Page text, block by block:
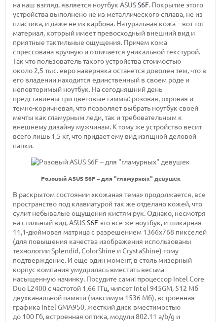
на наш взгляд, является ноутбук ASUSS6F. Покрытие этого
устройства выполнено не из металлического сплава, не из
пластика, и даже не из карбона. Натуральная кожа – вот тот
материал, который имеет превосходный внешний вид и
приятные тактильные ощущения. Причем кожа
спрессована вручную и отличается уникальной текстурой.
Так что пользователь такого устройства стоимостью
около 2,5 тыс.евро наверняка останется доволен тем, что в
его владении находится единственный в своем роде и
неповторимый ноутбук. На сегодняшний день
представлены три цветовые гаммы: розовая, охровая и
темно-коричневая,что позволяет выбрать ноутбук своей
мечты как гламурным леди, так и требовательным к
внешнему дизайну мужчинам. К тому же устройство весит
всего лишь 1,5 кг,что придает ему вид изящной деловой
папки.
Розовый ASUS S6F – для "гламурных" девушек
В раскрытом состоянии «кожаная тема» продолжается, все
пространство под клавиатурой так же отделано кожей, что
сулит небывалые ощущения кистям рук. Однако, несмотря
на стильный вид, ASUSS6F это все же ноутбук, и шикарная
11,1-дюймовая матрица с разрешением 1366х768 пикселей
(для повышения качества изображения использованы
технологии Splendid, ColorShine и CrystaShine) тому
подтверждение. И еще один момент, в столь мизерный
корпус компания умудрилась вместить весьма
насыщенную начинку. Посудите сами: процессор Intel Core
Duo L2400 с частотой 1,66 ГГц,чипсетIntel 945GM, 512 Мб
двухканальной памяти (максимум 1536 Мб), встроенная
графика Intel GMA950,жесткий диск вместимостью
до 100 Гб, встроенная оптика, модули 802.11 a/b/g и